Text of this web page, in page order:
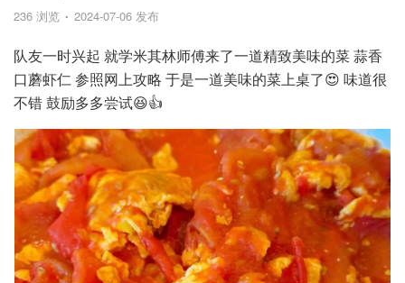
236 浏览 2024-07-06 发布
队友一时兴起 就学米其林师傅来了一道精致美味的菜 蒜香
口蘑虾仁 参照网上攻略 于是一道美味的菜上桌了😍 味道很
不错 鼓励多多尝试😆👍